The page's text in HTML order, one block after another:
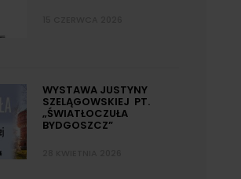
WYSTAWA JUSTYNY
SZELĄGOWSKIEJ PT.
„ŚWIATŁOCZUŁA
BYDGOSZCZ”